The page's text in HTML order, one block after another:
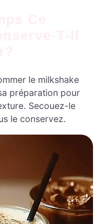
le milkshake
préparation pour
Secouez-le
le conservez.